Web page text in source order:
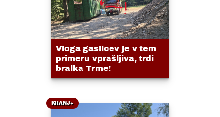
Vloga gasilcev je v tem
primeru vprašljiva, trdi
bralka Trme!
KRANJ+